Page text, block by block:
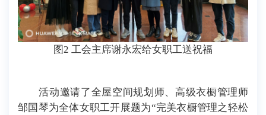
图2 工会主席谢永宏给女职工送祝福
活动邀请了全屋空间规划师、高级衣橱管理师
邹国琴为全体女职工开展题为“完美衣橱管理之轻松